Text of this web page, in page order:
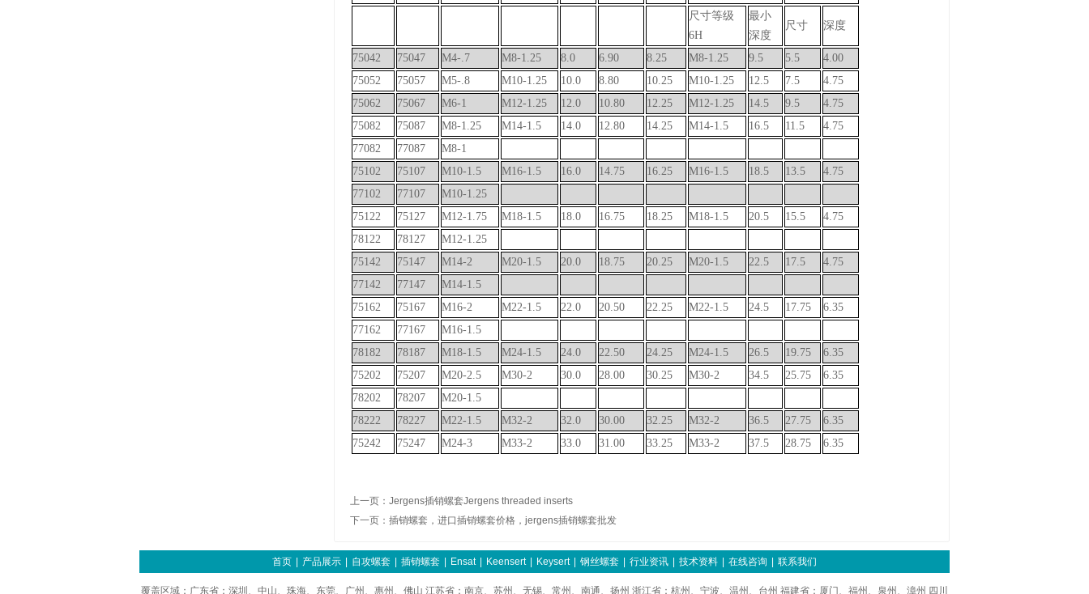
尺寸等级
6H
最小
深度
尺寸 深度
75042 75047 M4-.7 M8-1.25 8.0 6.90 8.25 M8-1.25 9.5 5.5
4.00
75052
75057 M5-.8 M10-1.25 10.0 8.80 10.25 M10-1.25 12.5 7.5
4.75
75062
75067 M6-1 M12-1.25 12.0 10.80 12.25 M12-1.25 14.5 9.5
4.75
75082
75087 M8-1.25 M14-1.5 14.0 12.80 14.25 M14-1.5 16.5 11.5
4.75
77082
77087
M8-1
75102
75107 M10-1.5 M16-1.5 16.0 14.75 16.25 M16-1.5 18.5 13.5
4.75
77102
77107
M10-1.25
75122
75127 M12-1.75 M18-1.5 18.0 16.75 18.25 M18-1.5 20.5 15.5
4.75
78122
78127
M12-1.25
75142
75147 M14-2 M20-1.5 20.0 18.75 20.25 M20-1.5 22.5 17.5
4.75
77142
77147
M14-1.5
75162
75167 M16-2 M22-1.5 22.0 20.50 22.25 M22-1.5 24.5 17.75
6.35
77162
77167
M16-1.5
78182
78187 M18-1.5 M24-1.5 24.0 22.50 24.25 M24-1.5 26.5 19.75
6.35
75202
75207 M20-2.5 M30-2 30.0 28.00 30.25 M30-2 34.5 25.75
6.35
78202
78207
M20-1.5
78222
78227 M22-1.5 M32-2 32.0 30.00 32.25 M32-2 36.5 27.75
6.35
75242
75247 M24-3 M33-2 33.0 31.00 33.25 M33-2 37.5 28.75 6.35
上一页： Jergens插销螺套Jergens threaded inserts
下一页： 插销螺套，进口插销螺套价格，jergens插销螺套批发
首页 产品展示 自攻螺套 插销螺套 Ensat Keensert Keysert 钢丝螺套 行业资讯 技术资料 在线咨询 联系我们
覆盖区域：广东省：深圳、中山、珠海、东莞、广州、惠州、佛山 江苏省：南京、苏州、无锡、常州、南通、扬州 浙江省：杭州、宁波、温州、台州 福建省：厦门、福州、泉州、漳州 四川